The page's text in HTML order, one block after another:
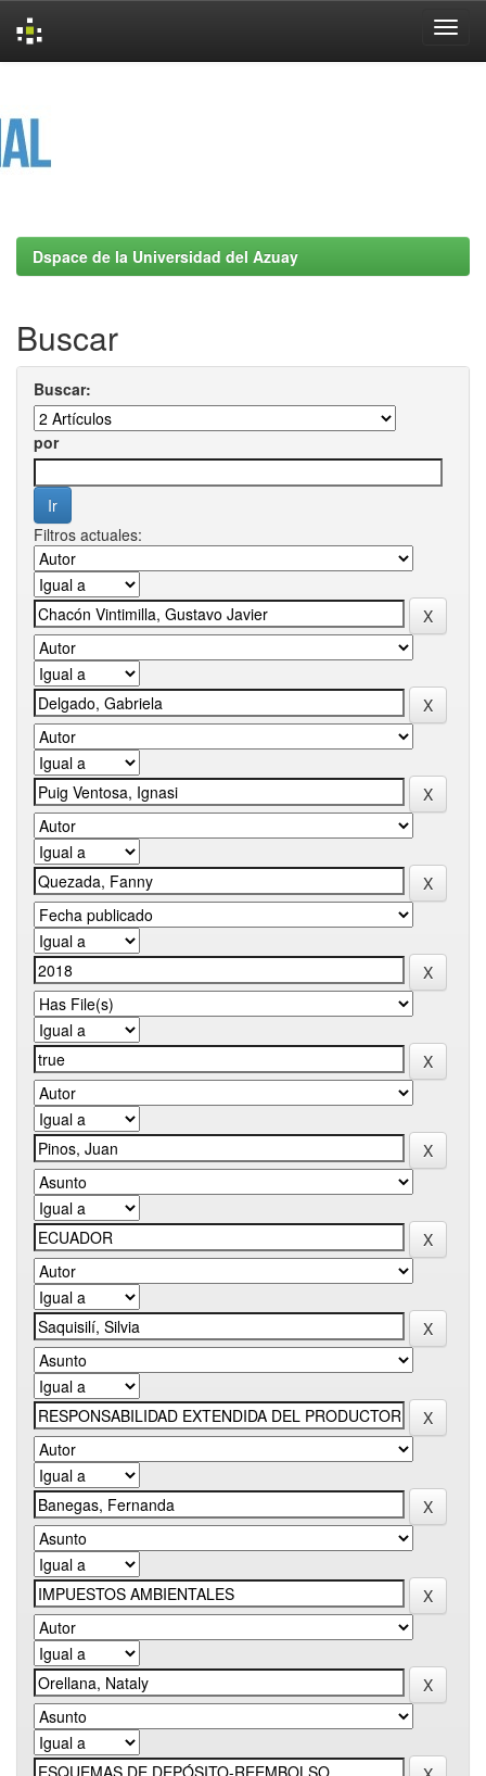
Dspace de la Universidad del Azuay
Buscar
Buscar:
por
Filtros actuales: